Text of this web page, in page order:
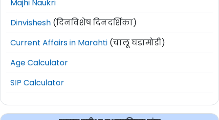
Majhi Naukri
Dinvishesh (दिनविशेष दिनदर्शिका)
Current Affairs in Marahti (चालू घडामोडी)
Age Calculator
SIP Calculator